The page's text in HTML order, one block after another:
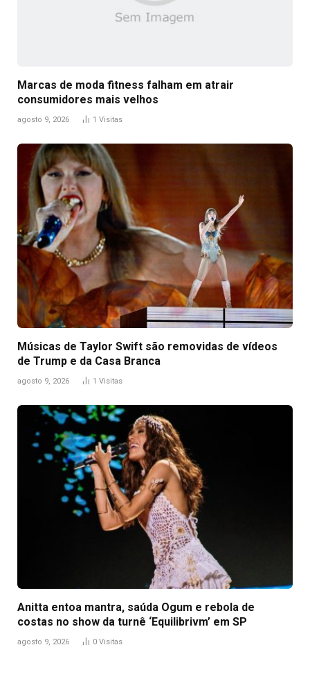
Marcas de moda fitness falham em atrair
consumidores mais velhos
agosto 9, 2026 1 Visitas
Músicas de Taylor Swift são removidas de vídeos
de Trump e da Casa Branca
agosto 9, 2026 1 Visitas
Anitta entoa mantra, saúda Ogum e rebola de
costas no show da turnê ‘Equilibrivm’ em SP
agosto 9, 2026 0 Visitas